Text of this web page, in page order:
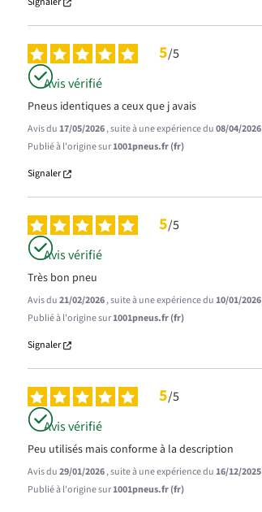
5/5
Avis vérifié
Pneus identiques a ceux que j avais
Avis du17/05/2026, suite à une expérience du08/04/2026
Publié à l'origine sur1001pneus.fr (fr)
Signaler
5/5
Avis vérifié
Très bon pneu
Avis du21/02/2026, suite à une expérience du10/01/2026
Publié à l'origine sur1001pneus.fr (fr)
Signaler
5/5
Avis vérifié
Peu utilisés mais conforme à la description
Avis du29/01/2026, suite à une expérience du16/12/2025
Publié à l'origine sur1001pneus.fr (fr)